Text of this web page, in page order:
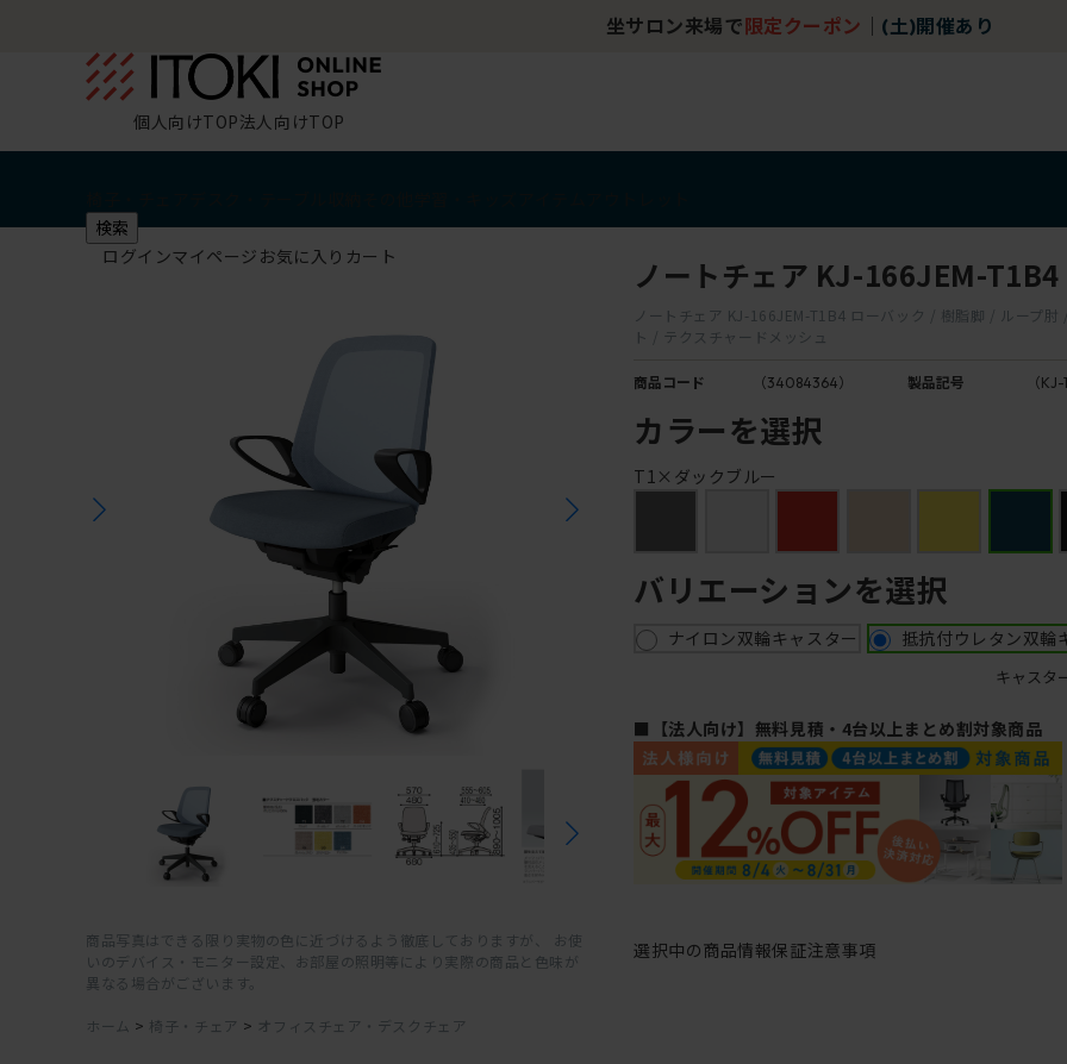
坐サロン来場で 限定クーポン (土)開催あり
個人向けTOP法人向けTOP
検索
ログインマイページ お気に入り カート
商品写真はできる限り実物の色に近づけるよう徹底しておりますが、 お使
いのデバイス・モニター設定、お部屋の照明等により実際の商品と色味が
異なる場合がございます。
ホーム > 椅子・チェア > オフィスチェア・デスクチェア
ノートチェア KJ-166JEM-T1B4
ノートチェア KJ-166JEM-T1B4 ローバック / 樹脂脚 / ループ肘
ト / テクスチャードメッシュ
商品コード （34084364） 製品記号 （
カラーを選択
T1×ダックブルー
バリエーションを選択
ナイロン双輪キャスター 抵抗付ウレタン双輪
キャスタ
■【法人向け】無料見積・4台以上まとめ割対象商品
選択中の商品情報保証注意事項